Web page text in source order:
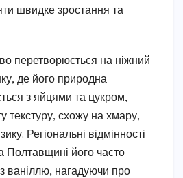
швидке зростання та
перетворюється на ніжний
де його природна
з яйцями та цукром,
текстуру, схожу на хмару,
Регіональні відмінності
його часто
ваніллю, нагадуючи про